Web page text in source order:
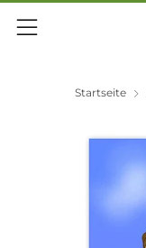
Menü
Startseite